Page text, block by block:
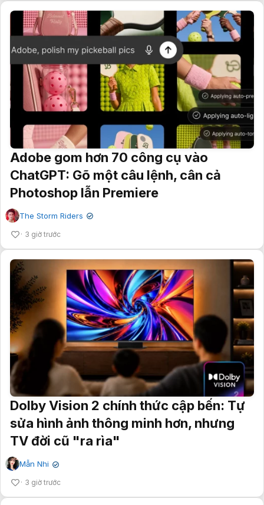
Adobe gom hơn 70 công cụ vào
ChatGPT: Gõ một câu lệnh, cân cả
Photoshop lẫn Premiere
The Storm Riders ✔
3 giờ trước
Dolby Vision 2 chính thức cập bến: Tự
sửa hình ảnh thông minh hơn, nhưng
TV đời cũ "ra rìa"
Mẫn Nhi ✔
3 giờ trước